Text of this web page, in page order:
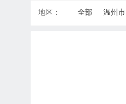
地区： 全部 温州市